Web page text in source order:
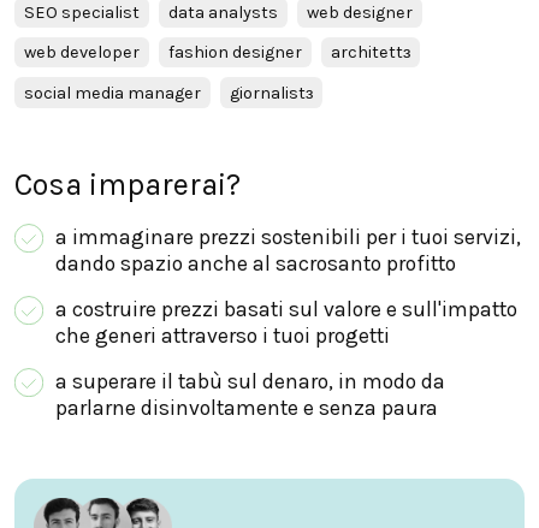
SEO specialist
data analysts
web designer
web developer
fashion designer
architettɜ
social media manager
giornalistɜ
Cosa imparerai?
a immaginare prezzi sostenibili per i tuoi servizi,
dando spazio anche al sacrosanto profitto
a costruire prezzi basati sul valore e sull'impatto
che generi attraverso i tuoi progetti
a superare il tabù sul denaro, in modo da
parlarne disinvoltamente e senza paura